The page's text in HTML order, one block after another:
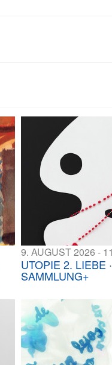
9. AUGUST 2026 -
UTOPIE 2. LIEBE
SAMMLUNG+